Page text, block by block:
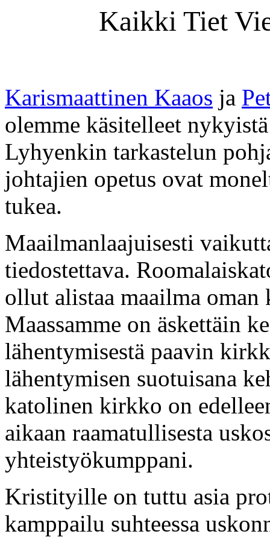
Kaikki Tiet
Karismaattinen Kaaos ja
olemme käsitelleet
Lyhyenkin tarkastelun
johtajien opetus ovat
tukea.
Maailmanlaajuisesti
tiedostettava.
ollut alistaa maailma
Maassamme on äskettäin
lähentymisestä paavin
lähentymisen suotuisana
katolinen kirkko on
aikaan raamatullisesta
yhteistyökumppani.
Kristityille on tuttu asia
kamppailu suhteessa